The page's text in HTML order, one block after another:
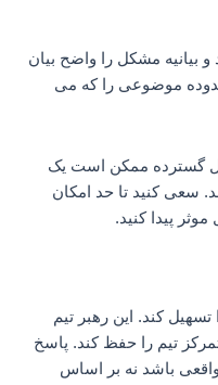
بیانیه مشکل را واضح بیان
موضوعی را که می
گسترده ممکن است یک
سعی کنید تا حد امکان
پیدا کنید.
کند. این رهبر تیم
تیم را حفظ کند. پاسخ
باشد نه بر اساس